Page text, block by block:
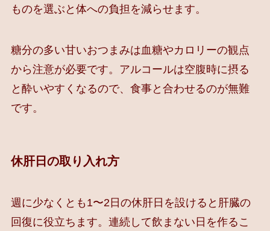
ものを選ぶと体への負担を減らせます。
糖分の多い甘いおつまみは血糖やカロリーの観点
から注意が必要です。アルコールは空腹時に摂る
と酔いやすくなるので、食事と合わせるのが無難
です。
休肝日の取り入れ方
週に少なくとも1〜2日の休肝日を設けると肝臓の
回復に役立ちます。連続して飲まない日を作るこ